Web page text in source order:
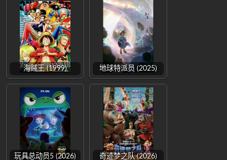
海贼王 (1999) 地球特派员 (2025)
玩具总动员5 (2026) 奇迹梦之队 (2026)